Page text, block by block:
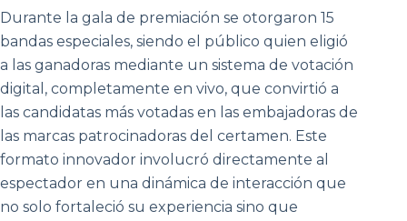
Durante la gala de premiación se otorgaron 15
bandas especiales, siendo el público quien eligió
a las ganadoras mediante un sistema de votación
digital, completamente en vivo, que convirtió a
las candidatas más votadas en las embajadoras de
las marcas patrocinadoras del certamen. Este
formato innovador involucró directamente al
espectador en una dinámica de interacción que
no solo fortaleció su experiencia sino que